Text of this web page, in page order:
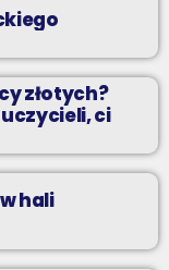
złotych?
ci
hali